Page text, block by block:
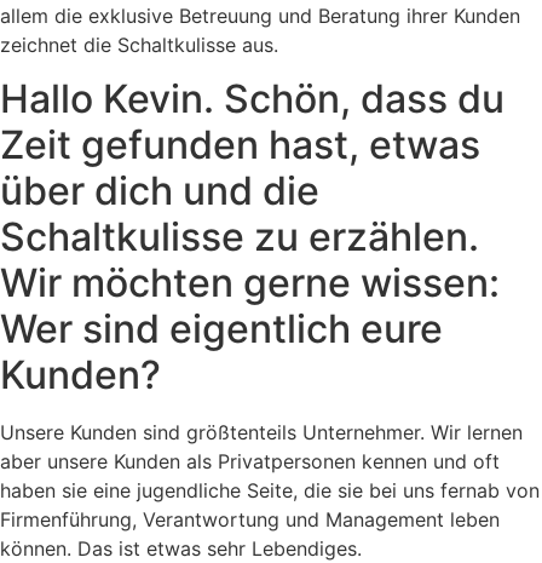
allem die exklusive Betreuung und Beratung ihrer Kunden
zeichnet die Schaltkulisse aus.
Hallo Kevin. Schön, dass du
Zeit gefunden hast, etwas
über dich und die
Schaltkulisse zu erzählen.
Wir möchten gerne wissen:
Wer sind eigentlich eure
Kunden?
Unsere Kunden sind größtenteils Unternehmer. Wir lernen
aber unsere Kunden als Privatpersonen kennen und oft
haben sie eine jugendliche Seite, die sie bei uns fernab von
Firmenführung, Verantwortung und Management leben
können. Das ist etwas sehr Lebendiges.